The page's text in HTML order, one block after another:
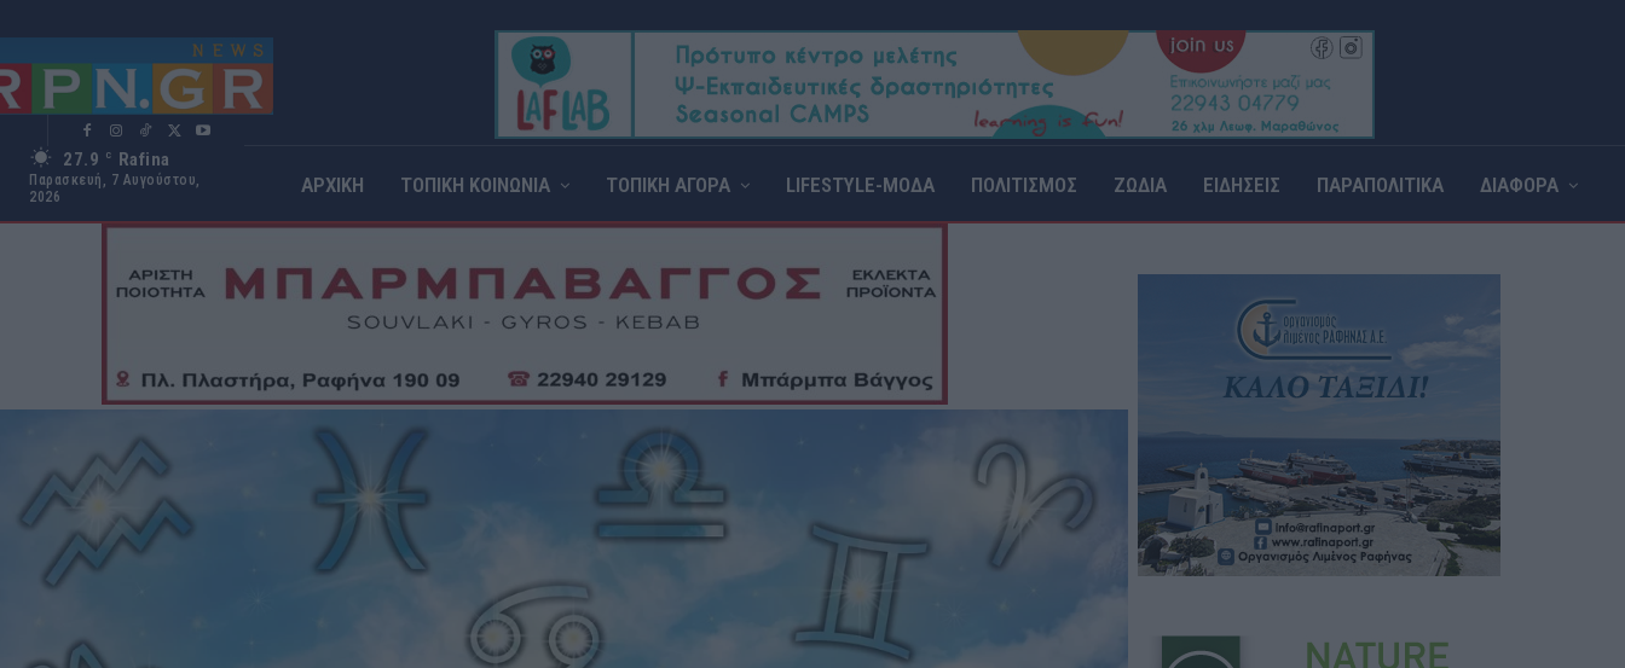
27.9 C Rafina
Παρασκευή, 7 Αυγούστου,
2026
ΑΡΧΙΚΗ ΤΟΠΙΚΗ ΚΟΙΝΩΝΙΑ ΤΟΠΙΚΗ ΑΓΟΡΑ LIFESTYLE-ΜΟΔΑ ΠΟΛΙΤΙΣΜΟΣ ΖΩΔΙΑ ΕΙΔΗΣΕΙΣ ΠΑΡΑΠΟΛΙΤΙΚΑ ΔΙΑΦΟΡΑ